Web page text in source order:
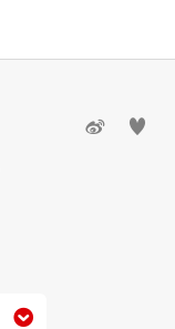
 
